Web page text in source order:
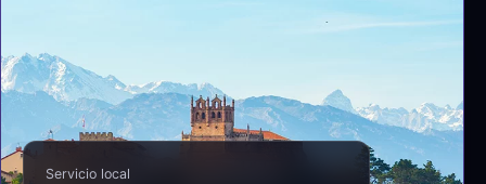
Servicio local